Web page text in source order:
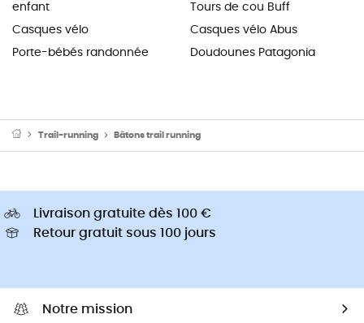
enfant
Casques vélo
Porte-bébés randonnée
Tours de cou Buff
Casques vélo Abus
Doudounes Patagonia
Trail-running Bâtons trail running
Livraison gratuite dès 100 €
Retour gratuit sous 100 jours
Notre mission